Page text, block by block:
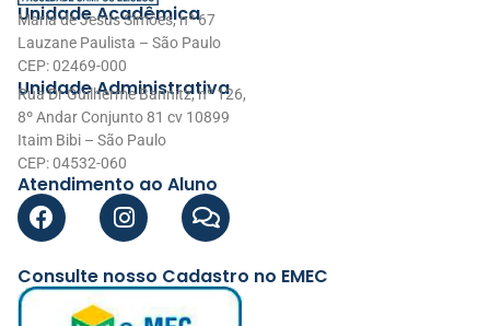
Unidade Acadêmica
Maria de Jesus Simões, nº 67
Lauzane Paulista – São Paulo
CEP: 02469-000
Unidade Administrativa
Rua Dr Guilherme Bannitz, nº 126,
8º Andar Conjunto 81 cv 10899
Itaim Bibi – São Paulo
CEP: 04532-060
Atendimento ao Aluno
Consulte nosso Cadastro no EMEC